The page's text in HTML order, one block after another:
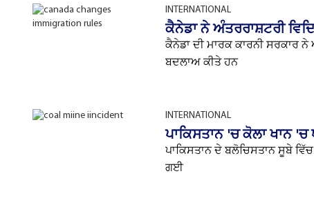
INTERNATIONAL
ਕੈਨੇਡਾ ਨੇ ਅੰਤਰਰਾਸ਼ਟਰੀ
ਕੈਨੇਡਾ ਦੀ ਮਾਰਕ ਕਾਰਨੀ ਸਰਕਾਰ
ਬਦਲਾਅ ਕੀਤੇ ਹਨ
INTERNATIONAL
ਪਾਕਿਸਤਾਨ 'ਚ ਕੋਲਾ ਖਾਨ 'ਚ
ਪਾਕਿਸਤਾਨ ਦੇ ਬਲੋਚਿਸਤਾਨ ਸੂਬੇ
ਗਈ